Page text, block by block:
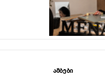
ამბები